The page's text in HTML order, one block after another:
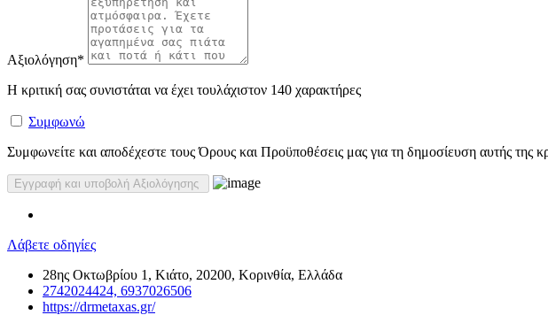
Αξιολόγηση*
Η κριτική σας συνιστάται να έχει τουλάχιστον 140 χαρακτήρες
Συμφωνώ
Συμφωνείτε και αποδέχεστε τους Όρους και Προϋποθέσεις μας για τη δημοσίευση αυτής της
Λάβετε οδηγίες
28ης Οκτωβρίου 1, Κιάτο, 20200, Κορινθία, Ελλάδα
2742024424, 6937026506
https://drmetaxas.gr/